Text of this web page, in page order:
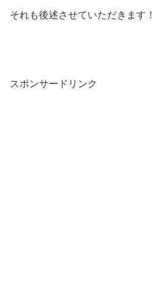
それも後述させていただきます！
スポンサードリンク